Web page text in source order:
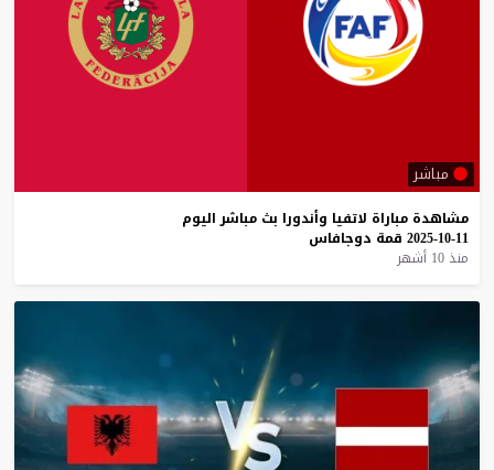
مباشر
مشاهدة مباراة لاتفيا وأندورا بث مباشر اليوم
11-10-2025
قمة دوجافاس
منذ 10 أشهر